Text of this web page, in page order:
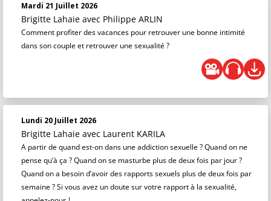
Mardi 21 Juillet 2026
Brigitte Lahaie avec Philippe ARLIN
Comment profiter des vacances pour retrouver une bonne intimité
dans son couple et retrouver une sexualité ?
Lundi 20 Juillet 2026
Brigitte Lahaie avec Laurent KARILA
A partir de quand est-on dans une addiction sexuelle ? Quand on ne
pense qu’à ça ? Quand on se masturbe plus de deux fois par jour ?
Quand on a besoin d’avoir des rapports sexuels plus de deux fois par
semaine ? Si vous avez un doute sur votre rapport à la sexualité,